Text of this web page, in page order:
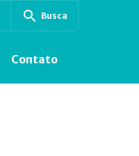
Busca
Contato